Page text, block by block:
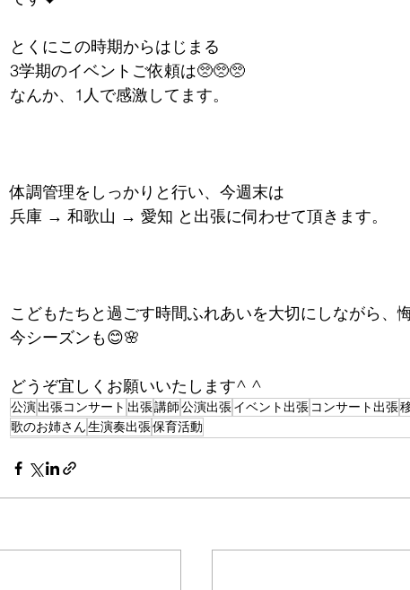
とくにこの時期からはじまる
3学期のイベントご依頼は🥺🥺🥺
なんか、1人で感激してます。
体調管理をしっかりと行い、今週末は
兵庫 → 和歌山 → 愛知 と出張に伺わせて頂きます。
こどもたちと過ごす時間ふれあいを大切にしながら、
今シーズンも😊🌸
どうぞ宜しくお願いいたします^ ^
公演出張コンサート 出張講師公演出張イベント出張 コンサート出張
歌のお姉さん生演奏出張保育活動